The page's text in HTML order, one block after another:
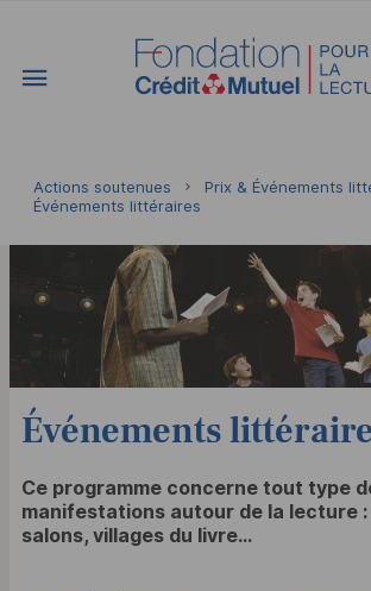
Vous êtes ici:
Actions soutenues
Prix & Événements
Événements littéraires
Événements
Ce programme concerne tout type
manifestations autour de la lecture
salons, villages du livre...